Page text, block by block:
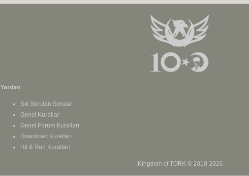
Yardım
Sık Sorulan Sorular
Genel Kurallar
Genel Forum Kuralları
Download Kuralları
Hit & Run Kuralları
Kingdom of TORK© 2010-2026